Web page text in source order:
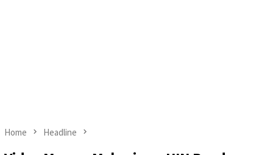
Home Headline